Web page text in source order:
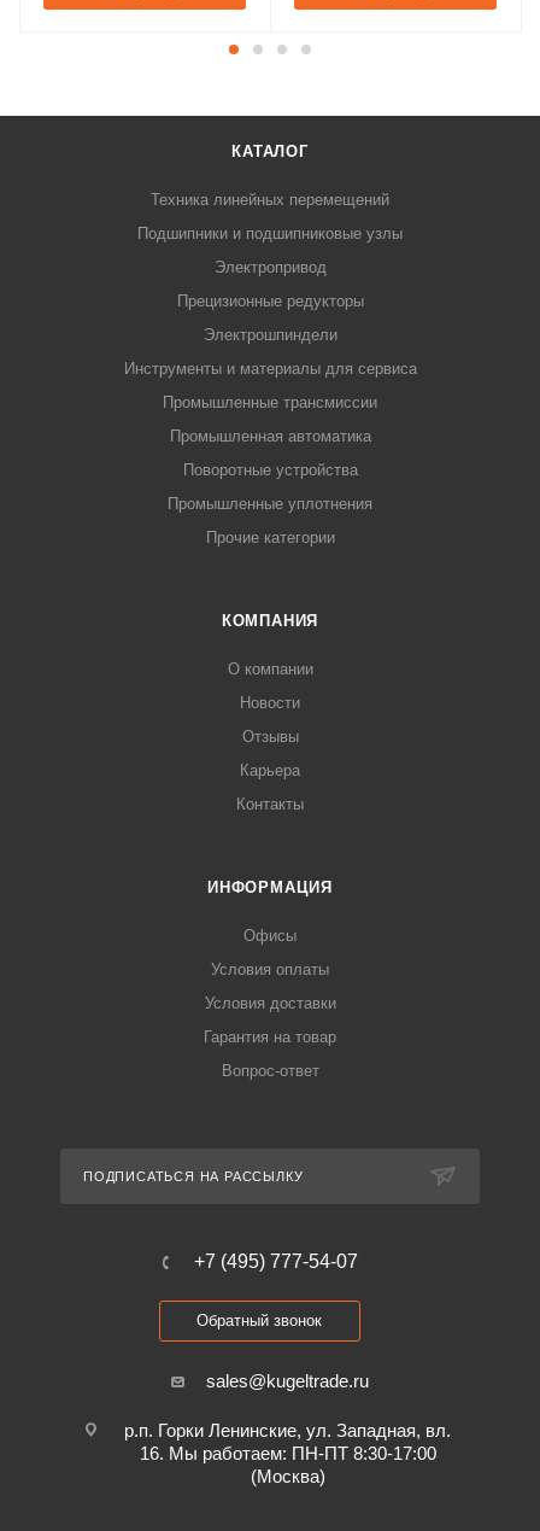
КАТАЛОГ
Техника линейных перемещений
Подшипники и подшипниковые узлы
Электропривод
Прецизионные редукторы
Электрошпиндели
Инструменты и материалы для сервиса
Промышленные трансмиссии
Промышленная автоматика
Поворотные устройства
Промышленные уплотнения
Прочие категории
КОМПАНИЯ
О компании
Новости
Отзывы
Карьера
Контакты
ИНФОРМАЦИЯ
Офисы
Условия оплаты
Условия доставки
Гарантия на товар
Вопрос-ответ
ПОДПИСАТЬСЯ НА РАССЫЛКУ
+7 (495) 777-54-07
Обратный звонок
sales@kugeltrade.ru
р.п. Горки Ленинские, ул. Западная, вл.
16. Мы работаем: ПН-ПТ 8:30-17:00
(Москва)